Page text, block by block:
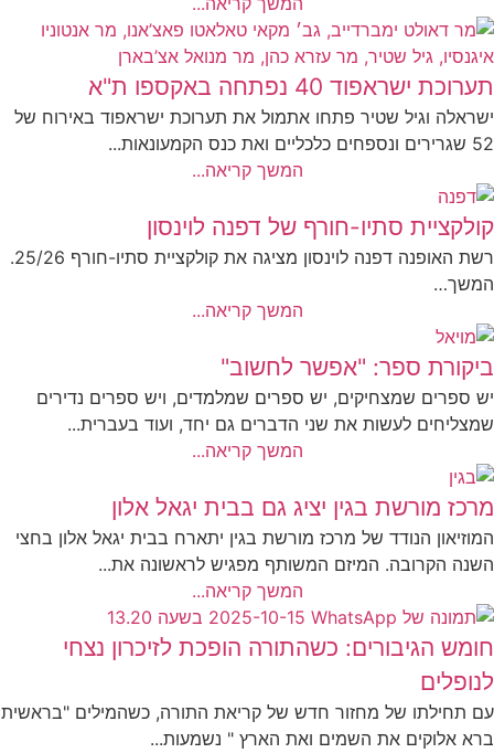
תערוכת ישראפוד 40 נפתחה באקספו ת"א
ישראלה וגיל שטיר פתחו אתמול את תערוכת ישראפוד באירוח של
52 שגרירים ונספחים כלכליים ואת כנס הקמעונאות...
המשך קריאה...
קולקציית סתיו-חורף של דפנה לוינסון
רשת האופנה דפנה לוינסון מציגה את קולקציית סתיו-חורף 25/26.
המשך…
המשך קריאה...
ביקורת ספר: "אפשר לחשוב"
יש ספרים שמצחיקים, יש ספרים שמלמדים, ויש ספרים נדירים
שמצליחים לעשות את שני הדברים גם יחד, ועוד בעברית...
המשך קריאה...
מרכז מורשת בגין יציג גם בבית יגאל אלון
המוזיאון הנודד של מרכז מורשת בגין יתארח בבית יגאל אלון בחצי
השנה הקרובה. המיזם המשותף מפגיש לראשונה את...
המשך קריאה...
חומש הגיבורים: כשהתורה הופכת לזיכרון נצחי
לנופלים
עם תחילתו של מחזור חדש של קריאת התורה, כשהמילים "בראשית
ברא אלוקים את השמים ואת הארץ " נשמעות...